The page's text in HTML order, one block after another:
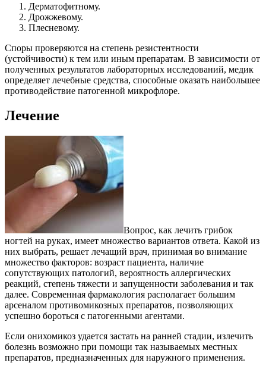
Дерматофитному.
Дрожжевому.
Плесневому.
Споры проверяются на степень резистентности
(устойчивости) к тем или иным препаратам. В зависимости от
полученных результатов лабораторных исследований, медик
определяет лечебные средства, способные оказать наибольшее
противодействие патогенной микрофлоре.
Лечение
Вопрос, как лечить грибок
ногтей на руках, имеет множество вариантов ответа. Какой из
них выбрать, решает лечащий врач, принимая во внимание
множество факторов: возраст пациента, наличие
сопутствующих патологий, вероятность аллергических
реакций, степень тяжести и запущенности заболевания и так
далее. Современная фармакология располагает большим
арсеналом противомикозных препаратов, позволяющих
успешно бороться с патогенными агентами.
Если онихомикоз удается застать на ранней стадии, излечить
болезнь возможно при помощи так называемых местных
препаратов, предназначенных для наружного применения.